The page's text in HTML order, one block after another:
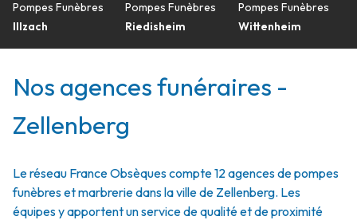
Pompes Funèbres
Illzach
Pompes Funèbres
Riedisheim
Pompes Funèbres
Wittenheim
Nos agences funéraires -
Zellenberg
Le réseau France Obsèques compte 12 agences de pompes
funèbres et marbrerie dans la ville de Zellenberg. Les
équipes y apportent un service de qualité et de proximité